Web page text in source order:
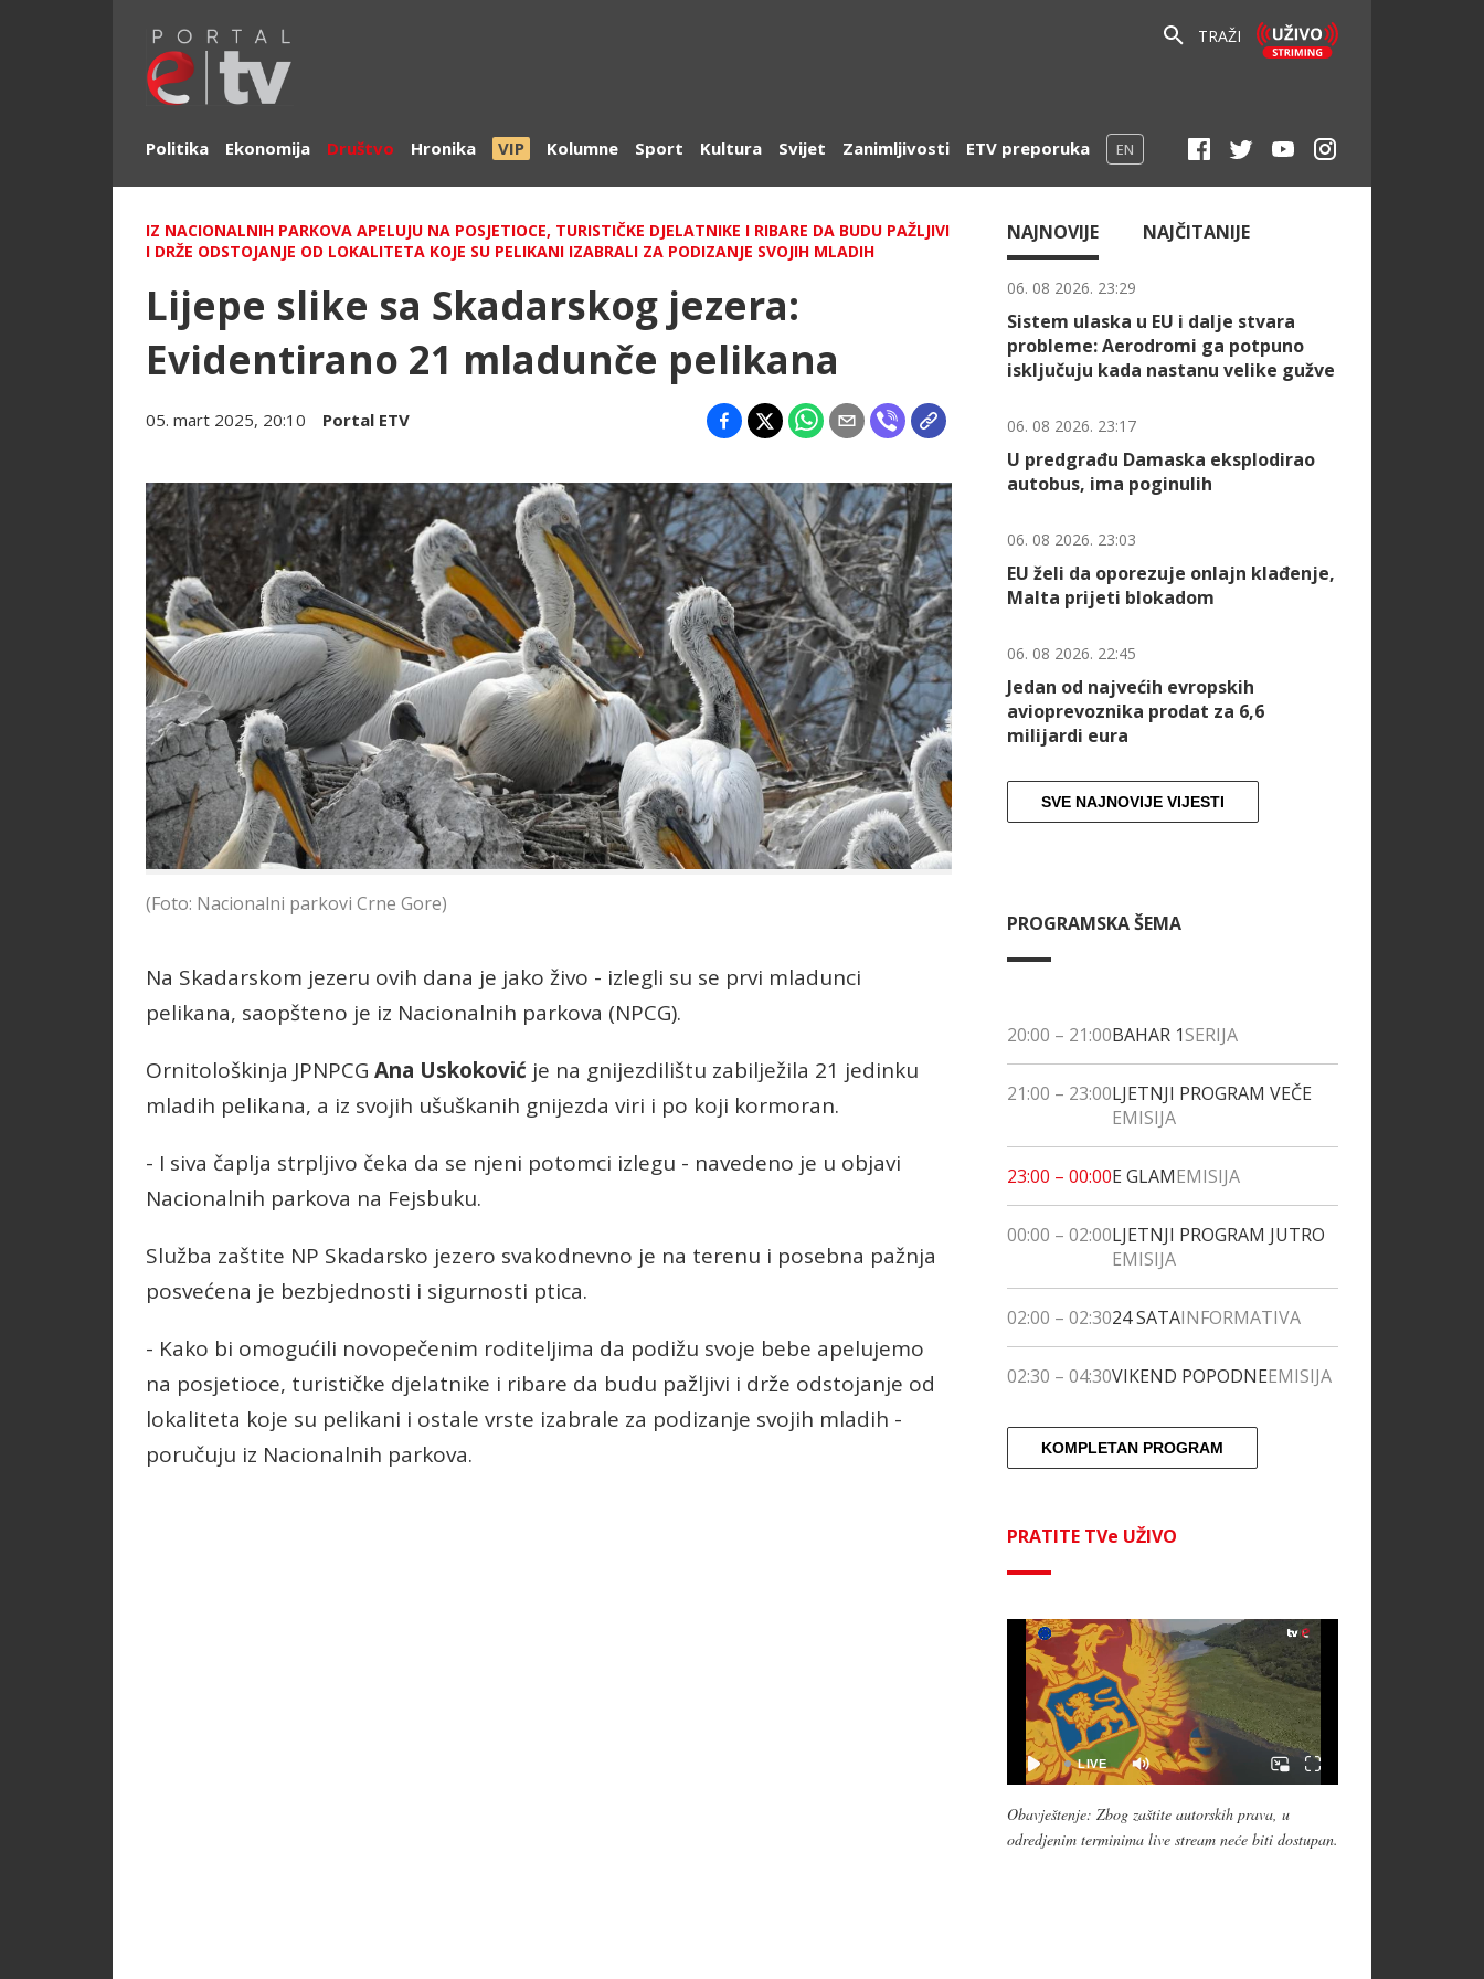
TRAŽI
Politika Ekonomija Društvo Hronika VIP Kolumne Sport Kultura Svijet Zanimljivosti ETV preporuka EN
IZ NACIONALNIH PARKOVA APELUJU NA POSJETIOCE, TURISTIČKE DJELATNIKE I RIBARE DA BUDU PAŽLJIVI
I DRŽE ODSTOJANJE OD LOKALITETA KOJE SU PELIKANI IZABRALI ZA PODIZANJE SVOJIH MLADIH
Lijepe slike sa Skadarskog jezera:
Evidentirano 21 mladunče pelikana
05. mart 2025, 20:10 Portal ETV
(Foto: Nacionalni parkovi Crne Gore)
Na Skadarskom jezeru ovih dana je jako živo - izlegli su se prvi mladunci
pelikana, saopšteno je iz Nacionalnih parkova (NPCG).
Ornitološkinja JPNPCG Ana Uskoković je na gnijezdilištu zabilježila 21 jedinku
mladih pelikana, a iz svojih ušuškanih gnijezda viri i po koji kormoran.
- I siva čaplja strpljivo čeka da se njeni potomci izlegu - navedeno je u objavi
Nacionalnih parkova na Fejsbuku.
Služba zaštite NP Skadarsko jezero svakodnevno je na terenu i posebna pažnja
posvećena je bezbjednosti i sigurnosti ptica.
- Kako bi omogućili novopečenim roditeljima da podižu svoje bebe apelujemo
na posjetioce, turističke djelatnike i ribare da budu pažljivi i drže odstojanje od
lokaliteta koje su pelikani i ostale vrste izabrale za podizanje svojih mladih -
poručuju iz Nacionalnih parkova.
NAJNOVIJE NAJČITANIJE
06. 08 2026. 23:29
Sistem ulaska u EU i dalje stvara
probleme: Aerodromi ga potpuno
isključuju kada nastanu velike gužve
06. 08 2026. 23:17
U predgrađu Damaska eksplodirao
autobus, ima poginulih
06. 08 2026. 23:03
EU želi da oporezuje onlajn klađenje,
Malta prijeti blokadom
06. 08 2026. 22:45
Jedan od najvećih evropskih
avioprevoznika prodat za 6,6
milijardi eura
SVE NAJNOVIJE VIJESTI
PROGRAMSKA ŠEMA
20:00 – 21:00BAHAR 1SERIJA
21:00 – 23:00LJETNJI PROGRAM VEČE
EMISIJA
23:00 – 00:00E GLAMEMISIJA
00:00 – 02:00LJETNJI PROGRAM JUTRO
EMISIJA
02:00 – 02:3024 SATAINFORMATIVA
02:30 – 04:30VIKEND POPODNEEMISIJA
KOMPLETAN PROGRAM
PRATITE TVe UŽIVO
Obavještenje: Zbog zaštite autorskih prava, u
odredjenim terminima live stream neće biti dostupan.